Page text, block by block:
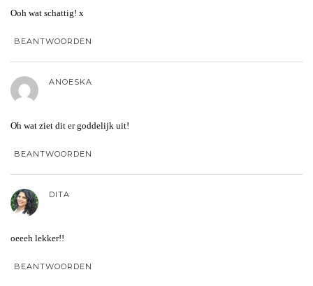
Ooh wat schattig! x
BEANTWOORDEN
ANOESKA
Oh wat ziet dit er goddelijk uit!
BEANTWOORDEN
DITA
oeeeh lekker!!
BEANTWOORDEN